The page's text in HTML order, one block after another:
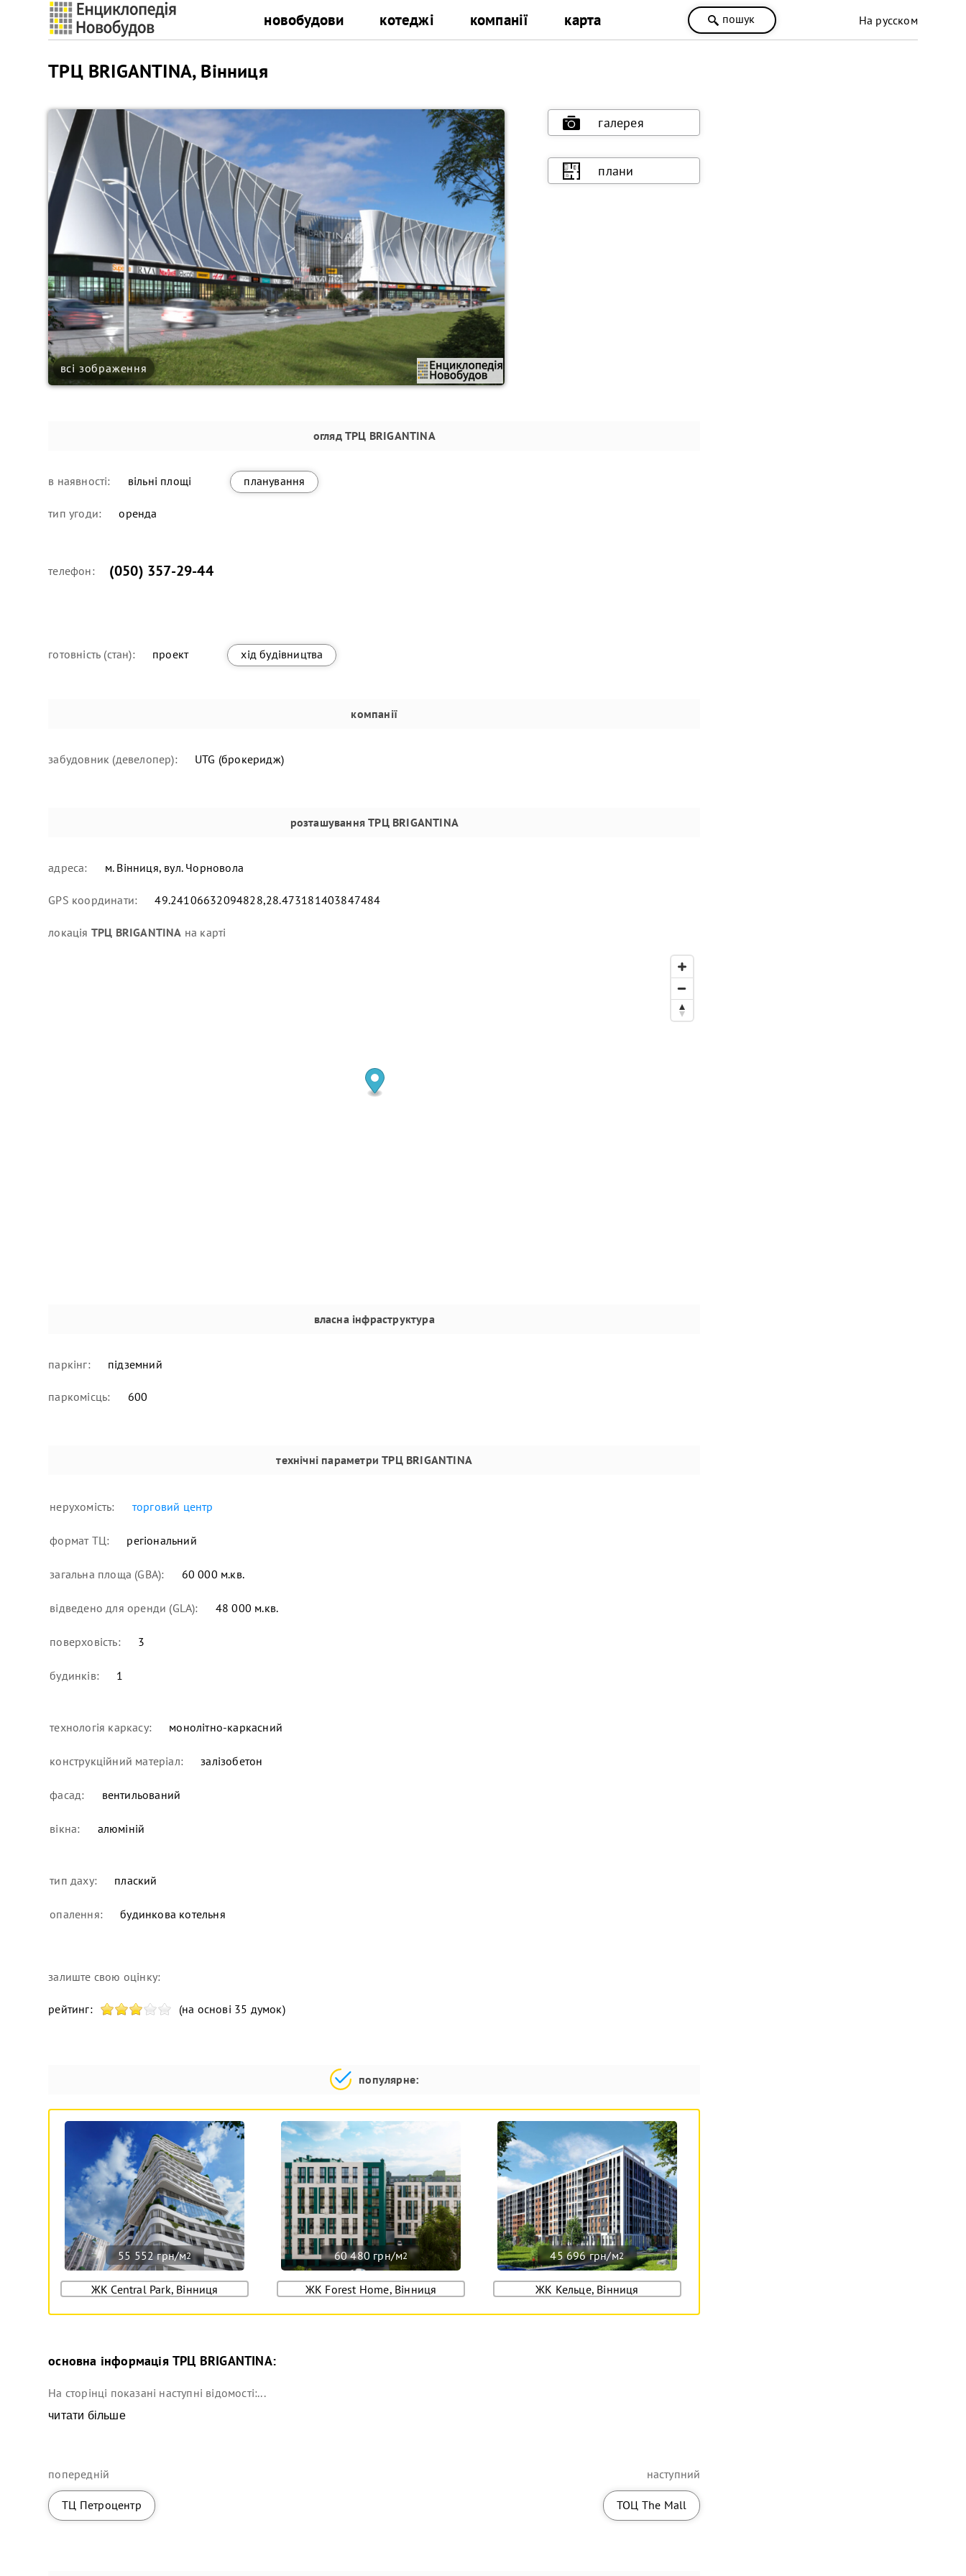
новобудови котеджі компанії карта пошук На русском
ТРЦ BRIGANTINA, Вінниця
всі зображення
галерея
плани
оглядТРЦ BRIGANTINA
в наявності: вільні площі планування
тип угоди: оренда
телефон: (050) 357-29-44
готовність (стан): проект хід будівництва
компанії
забудовник (девелопер): UTG (брокеридж)
розташування ТРЦ BRIGANTINA
адреса: м. Вінниця, вул. Чорновола
GPS координати: 49.24106632094828,28.473181403847484
локація ТРЦ BRIGANTINA на карті
власна інфраструктура
паркінг: підземний
паркомісць: 600
технічні параметри ТРЦ BRIGANTINA
нерухомість: торговий центр
формат ТЦ: регіональний
загальна площа (GBA): 60 000 м.кв.
відведено для оренди (GLA): 48 000 м.кв.
поверховість: 3
будинків: 1
технологія каркасу: монолітно-каркасний
конструкційний матеріал: залізобетон
фасад: вентильований
вікна: алюміній
тип даху: плаский
опалення: будинкова котельня
залиште свою оцінку:
рейтинг: (на основі 35 думок)
популярне:
55 552 грн/м2
ЖК Central Park, Вінниця
60 480 грн/м2
ЖК Forest Home, Вінниця
45 696 грн/м2
ЖК Кельце, Вінниця
основна інформаціяТРЦ BRIGANTINA:
На сторінці показані наступні відомості:...
читати більше
попередній
ТЦ Петроцентр
наступний
ТОЦ The Mall